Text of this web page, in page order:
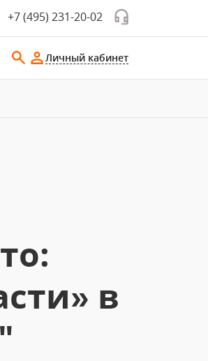
+7 (495) 231-20-02
Личный кабинет
в